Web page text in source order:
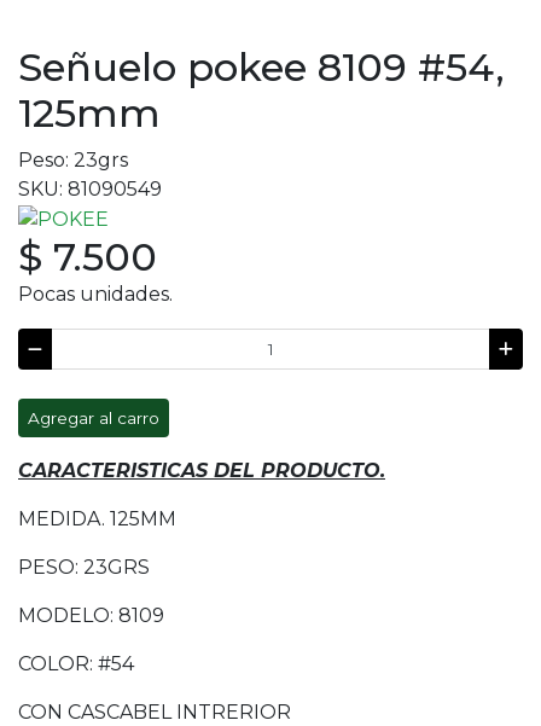
Señuelo pokee 8109 #54,
125mm
Peso: 23grs
SKU: 81090549
$ 7.500
Pocas unidades.
Agregar al carro
CARACTERISTICAS DEL PRODUCTO.
MEDIDA. 125MM
PESO: 23GRS
MODELO: 8109
COLOR: #54
CON CASCABEL INTRERIOR